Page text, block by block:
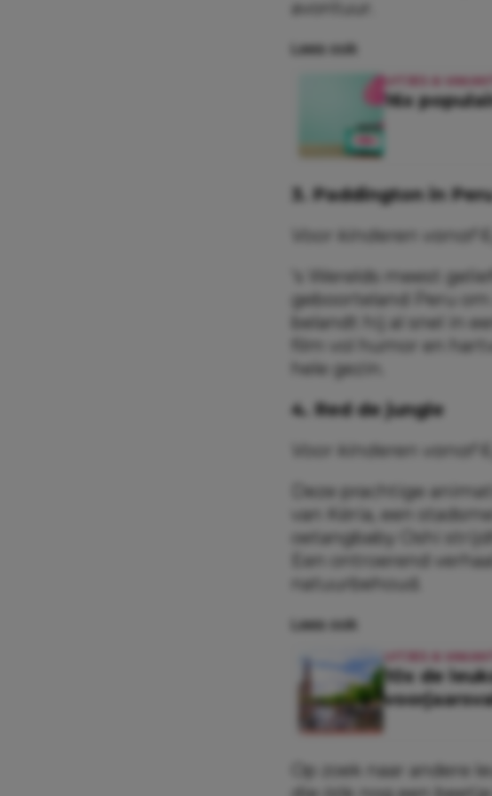
avontuur.
Lees ook
UITJES &
16x
3. Paddington in
Voor kinderen vanaf 6
’s Werelds meest
geboorteland Peru
belandt hij al snel in
film vol humor en
hele gezin.
4. Red de jungle
Voor kinderen vanaf 6
Deze prachtige
van Kéria, een
oetangbaby Oshi
Een ontroerend
natuurbehoud.
Lees ook
UITJES &
10x de
Op zoek naar andere